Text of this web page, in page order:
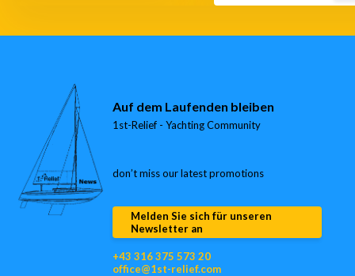
Auf dem Laufenden bleiben
1st-Relief - Yachting Community
don’t miss our latest promotions
Melden Sie sich für unseren
Newsletter an
+43 316 375 573 20
office@1st-relief.com